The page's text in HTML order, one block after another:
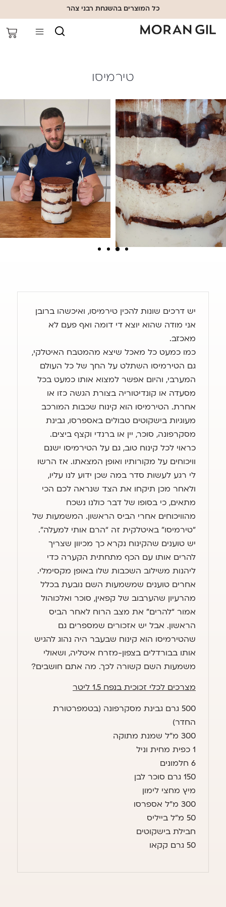
כל המוצרים בהשגחת רבני צהר
טירמיסו
יש דרכים שונות להכין טירמיסו, ואיכשהו ברובן
אני מודה שהוא יוצא די דומה ואף פעם לא
מאכזב.
כמו כמעט כל מאכל שיצא מהמטבח האיטלקי,
גם הטירמיסו השתלט על החך של כל העולם
המערבי, והיום אפשר למצוא אותו כמעט בכל
מסעדה או קונדיטוריה בצורת הגשה כזו או
אחרת. הטירמיסו הוא קינוח שכבות המורכב
מעוגיות בישקוטים טבולים באספרסו, גבינת
מסקרפונה, סוכר, יין או ברנדי וקצף ביצים.
כראוי לכל קינוח טוב, גם על הטירמיסו ישנם
וויכוחים על מקורותיו ואופן המצאתו. אז הרשו
לי רגע לעשות סדר במה שכן ידוע לנו עליו,
ולאחר מכן תיקחו את הצד שנראה לכם הכי
מתאים, כי בסופו של דבר כולנו נשכח
מהוויכוחים אחרי הביס הראשון. המשמעות של
״טירמיסו״ באיטלקית זה “הרם אותי למעלה”.
יש טוענים שהקינוח נקרא כך מכיוון שצריך
להרים אותו עם הכף מתחתית הקערה כדי
ליהנות משילוב השכבות שלו באופן מקסימלי.
אחרים טוענים שמשמעות השם נובעת בכלל
מהרעיון שהערבוב של קפאין, סוכר ואלכוהול
אמור “להרים” את מצב הרוח לאחר הביס
הראשון. אבל יש אזכורים שמספרים גם
שהטירמיסו הוא קינוח שבעבר היה נהוג להגיש
אותו בבורדלים בצפון-מזרח איטליה, ושאולי
משמעות השם קשורה לכך. מה אתם חושבים?
מצרכים לכלי זכוכית בנפח 1.5 ליטר
500 גרם גבינת מסקרפונה (בטמפרטורת
החדר)
300 מ״ל שמנת מתוקה
1 כפית מחית וניל
6 חלמונים
150 גרם סוכר לבן
מיץ מחצי לימון
300 מ״ל אספרסו
50 מ״ל בייליס
חבילת בישקוטים
50 גרם קקאו